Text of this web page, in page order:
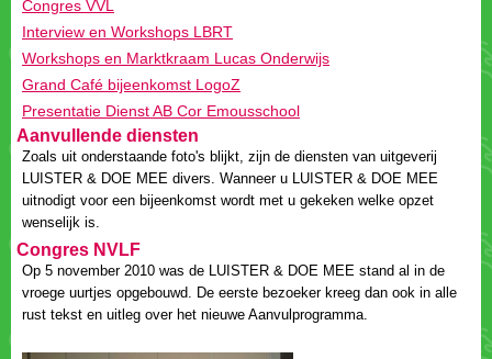
Aanvullende diensten
Zoals uit onderstaande foto's blijkt, zijn de diensten van uitgeverij
LUISTER & DOE MEE divers. Wanneer u LUISTER & DOE MEE
uitnodigt voor een bijeenkomst wordt met u gekeken welke opzet
wenselijk is.
Op 5 november 2010 was de LUISTER & DOE MEE stand al in de
vroege uurtjes opgebouwd. De eerste bezoeker kreeg dan ook in alle
rust tekst en uitleg over het nieuwe Aanvulprogramma.